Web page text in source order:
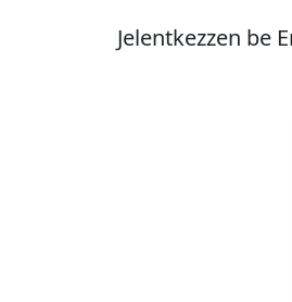
Jelentkezzen be